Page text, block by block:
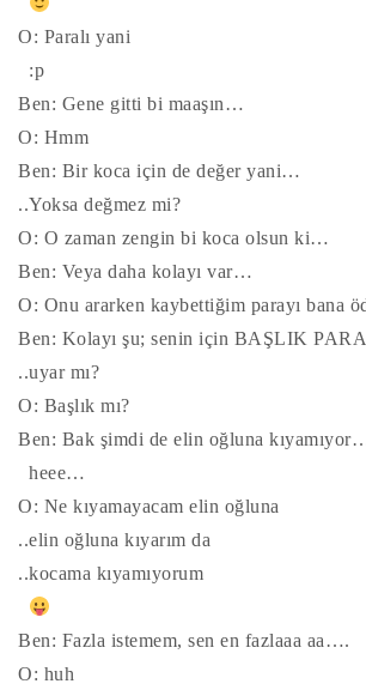
O: Paralı yani
:p
Ben: Gene gitti bi maaşın…
O: Hmm
Ben: Bir koca için de değer yani…
..Yoksa değmez mi?
O: O zaman zengin bi koca olsun ki…
Ben: Veya daha kolayı var…
O: Onu ararken kaybettiğim parayı bana
Ben: Kolayı şu; senin için BAŞLIK
..uyar mı?
O: Başlık mı?
Ben: Bak şimdi de elin oğluna
heee…
O: Ne kıyamayacam elin oğluna
..elin oğluna kıyarım da
..kocama kıyamıyorum
Ben: Fazla istemem, sen en fazlaaa aa….
O: huh